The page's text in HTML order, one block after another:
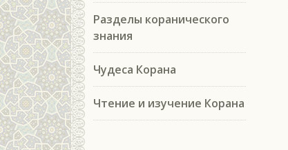
Разделы коранического
знания
Чудеса Корана
Чтение и изучение Корана